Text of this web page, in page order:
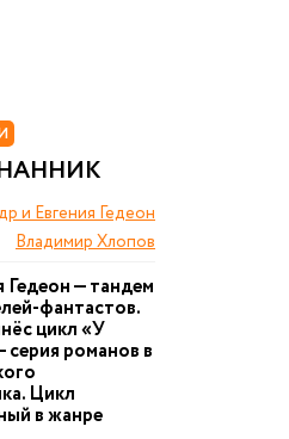
и Евгения Гедеон
Владимир Хлопов
Гедеон — тандем
фантастов.
цикл «У
романов в
Цикл
в жанре